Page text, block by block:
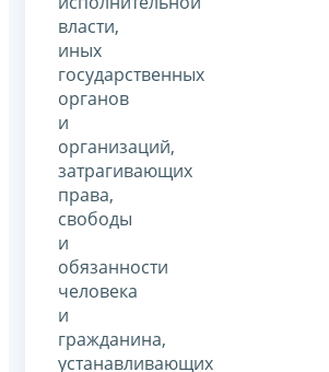
власти,
иных
государственных
органов
и
организаций,
затрагивающих
права,
свободы
и
обязанности
человека
и
гражданина,
устанавливающих